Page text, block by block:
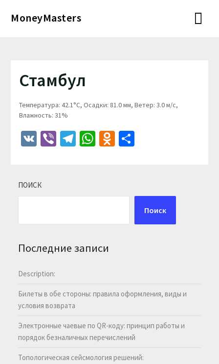
MoneyMasters
Стамбул
Температура: 42.1°C, Осадки: 81.0 мм, Ветер: 3.0 м/с,
Влажность: 31%
VKViberTelegram
WhatsApp
Odnoklassniki
Отправить
ПОИСК
Поиск
Последние записи
Description:
Билеты в обе стороны: правила оформления, виды и
условия возврата
Электронные чаевые по QR-коду: принцип работы и
порядок безналичных перечислений
Топологическая сейсмология решений: